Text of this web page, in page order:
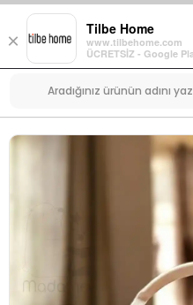
×
Tilbe Home
www.tilbehome.com
ÜCRETSİZ - Google
Menü